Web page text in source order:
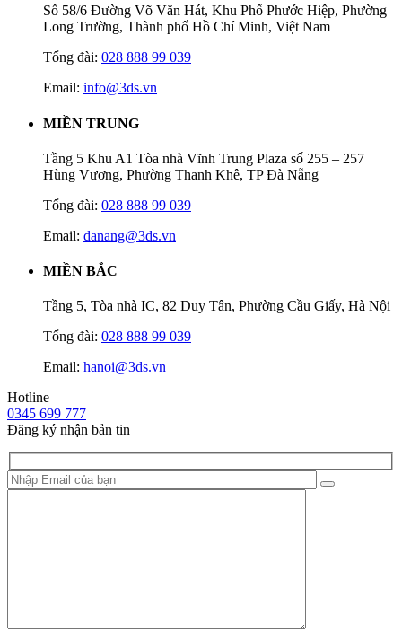
Số 58/6 Đường Võ Văn Hát, Khu Phố Phước Hiệp, Phường
Long Trường, Thành phố Hồ Chí Minh, Việt Nam
Tổng đài: 028 888 99 039
Email: info@3ds.vn
MIỀN TRUNG
Tầng 5 Khu A1 Tòa nhà Vĩnh Trung Plaza số 255 – 257
Hùng Vương, Phường Thanh Khê, TP Đà Nẵng
Tổng đài: 028 888 99 039
Email: danang@3ds.vn
MIỀN BẮC
Tầng 5, Tòa nhà IC, 82 Duy Tân, Phường Cầu Giấy, Hà Nội
Tổng đài: 028 888 99 039
Email: hanoi@3ds.vn
Hotline
0345 699 777
Đăng ký nhận bản tin